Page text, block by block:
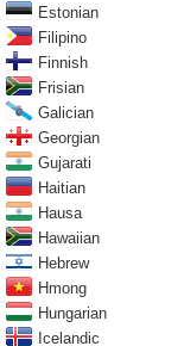
Estonian
Filipino
Finnish
Frisian
Galician
Georgian
Gujarati
Haitian
Hausa
Hawaiian
Hebrew
Hmong
Hungarian
Icelandic